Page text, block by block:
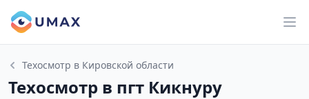
Техосмотр в Кировской области
Техосмотр в пгт Кикнуру